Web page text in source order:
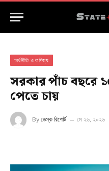
অর্থনীতি ও বাণিজ্য
সরকার পাঁচ বছরে
পেতে চায়
By ডেস্ক রিপোর্ট মে ২৬, ২০২৬